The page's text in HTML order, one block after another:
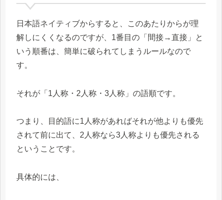
日本語ネイティブからすると、このあたりからが理
解しにくくなるのですが、1番目の「間接→直接」と
いう順番は、簡単に破られてしまうルールなので
す。
それが「1人称・2人称・3人称」の語順です。
つまり、目的語に1人称があればそれが他よりも優先
されて前に出て、2人称なら3人称よりも優先される
ということです。
具体的には、